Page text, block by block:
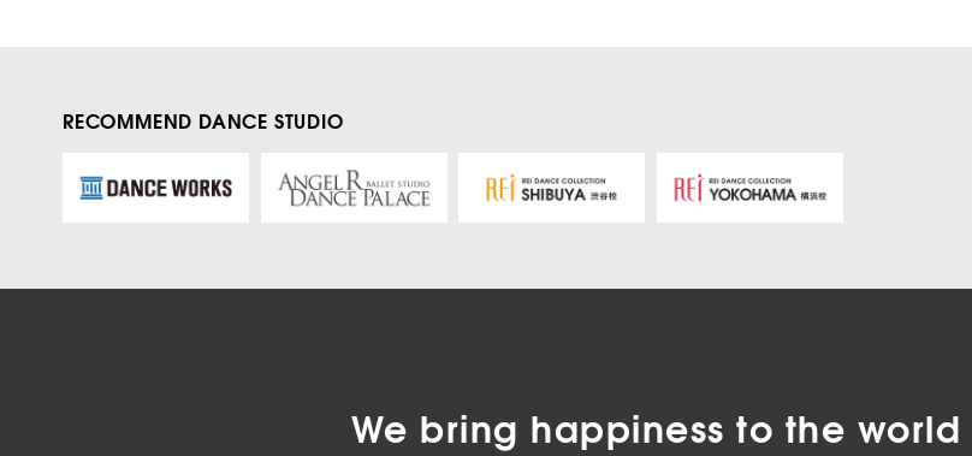
RECOMMEND DANCE STUDIO
We bring happiness to the world